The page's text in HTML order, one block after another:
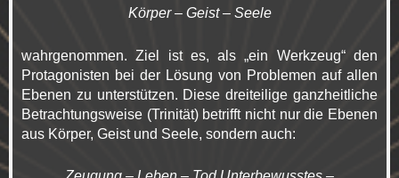
Körper – Geist – Seele
wahrgenommen. Ziel ist es, als „ein Werkzeug“ den
Protagonisten bei der Lösung von Problemen auf allen
Ebenen zu unterstützen. Diese dreiteilige ganzheitliche
Betrachtungsweise (Trinität) betrifft nicht nur die Ebenen
aus Körper, Geist und Seele, sondern auch: